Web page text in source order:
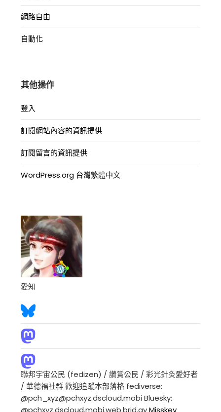
網路自由
自動化
其他操作
登入
訂閱網站內容的資訊提供
訂閱留言的資訊提供
WordPress.org 台灣繁體中文
愛知
聯邦宇宙公民 (fedizen) / 讚賞公民 / 彩光針灸愛好者
/ 華德福社群 歡迎追蹤本部落格 fediverse:
@pch_xyz@pchxyz.dscloud.mobi Bluesky:
@pchxyz.dscloud.mobi.web.brid.gyMisskey